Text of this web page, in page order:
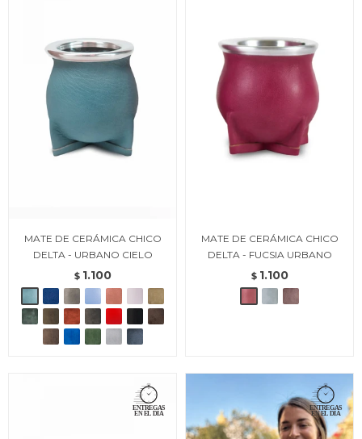
MATE DE CERÁMICA CHICO
DELTA - URBANO CIELO
$ 1.100
MATE DE CERÁMICA CHICO
DELTA - FUCSIA URBANO
$ 1.100